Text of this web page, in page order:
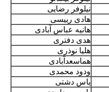
نیلوفر رضایی
هادی رییسی
هانیه عباس آبادی
هدی دفتری
هلیا نوذری
هماسعدآبادی
ودود محمدی
یاس دشتی